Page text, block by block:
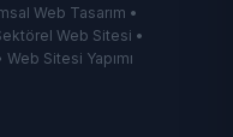
Web Tasarım •
Web Sitesi •
Sitesi Yapımı